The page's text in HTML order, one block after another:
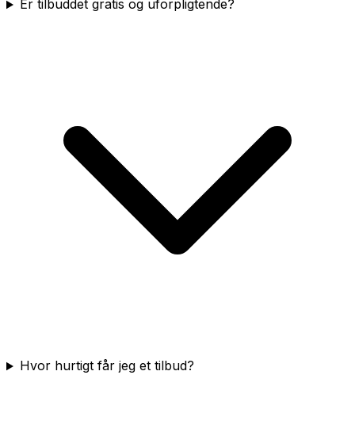
Er tilbuddet gratis og uforpligtende?
Hvor hurtigt får jeg et tilbud?